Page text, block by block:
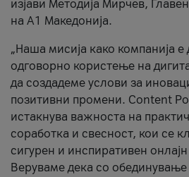
изјави Методија Мирчев,
на А1 Македонија.
„Наша мисија како компанија е
одговорно користење на
да создадеме услови за
позитивни промени. Content
истакнува важноста на
соработка и свесност, кои се
сигурен и инспиративен
Веруваме дека со обединување